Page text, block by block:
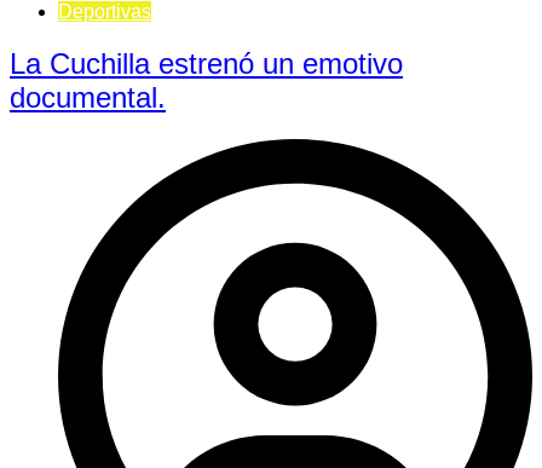
Deportivas
La Cuchilla estrenó un emotivo
documental.